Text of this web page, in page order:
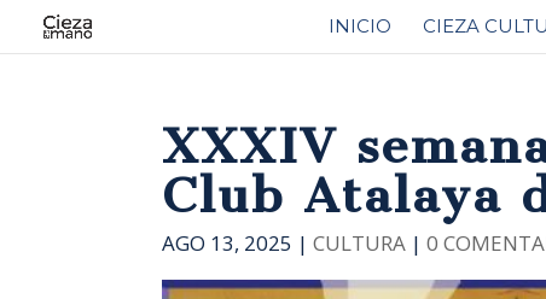
INICIO CIEZA
XXXIV
Club Atalaya
AGO 13, 2025 |CULTURA |0